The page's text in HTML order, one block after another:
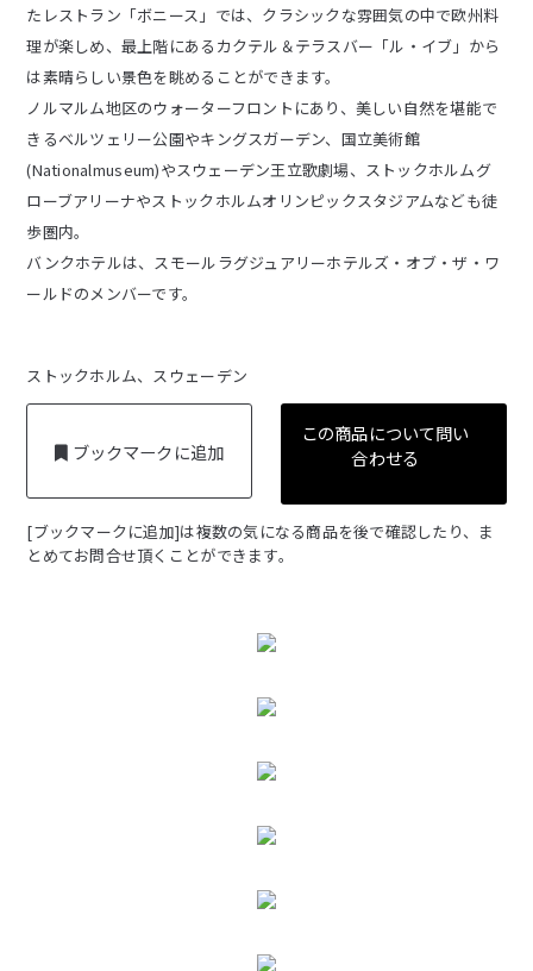
たレストラン「ボニース」では、クラシックな雰囲気の中で欧州料
理が楽しめ、最上階にあるカクテル＆テラスバー「ル・イブ」から
は素晴らしい景色を眺めることができます。
ノルマルム地区のウォーターフロントにあり、美しい自然を堪能で
きるベルツェリー公園やキングスガーデン、国立美術館
(Nationalmuseum)やスウェーデン王立歌劇場、ストックホルムグ
ローブアリーナやストックホルムオリンピックスタジアムなども徒
歩圏内。
バンクホテルは、スモールラグジュアリーホテルズ・オブ・ザ・ワ
ールドのメンバーです。
ストックホルム、スウェーデン
ブックマークに追加
この商品について問い
合わせる
[ブックマークに追加]は複数の気になる商品を後で確認したり、ま
とめてお問合せ頂くことができます。